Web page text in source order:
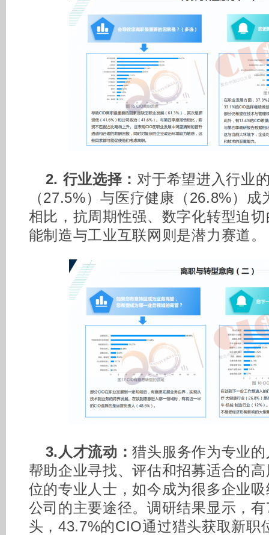
2. 行业选择： 对于希望进入行业
（27.5%）与医疗健康（26.8%）
相比，抗周期性强、数字化转型迫
能制造与工业互联网则是潜力赛道。
3.人才流动：猎头服务作为专业
帮助企业寻找、评估和招募适合的
位的专业人士，如今成为很多企业
公司的主要途径。调研结果显示，
头，43.7%的CIO通过猎头获取新职